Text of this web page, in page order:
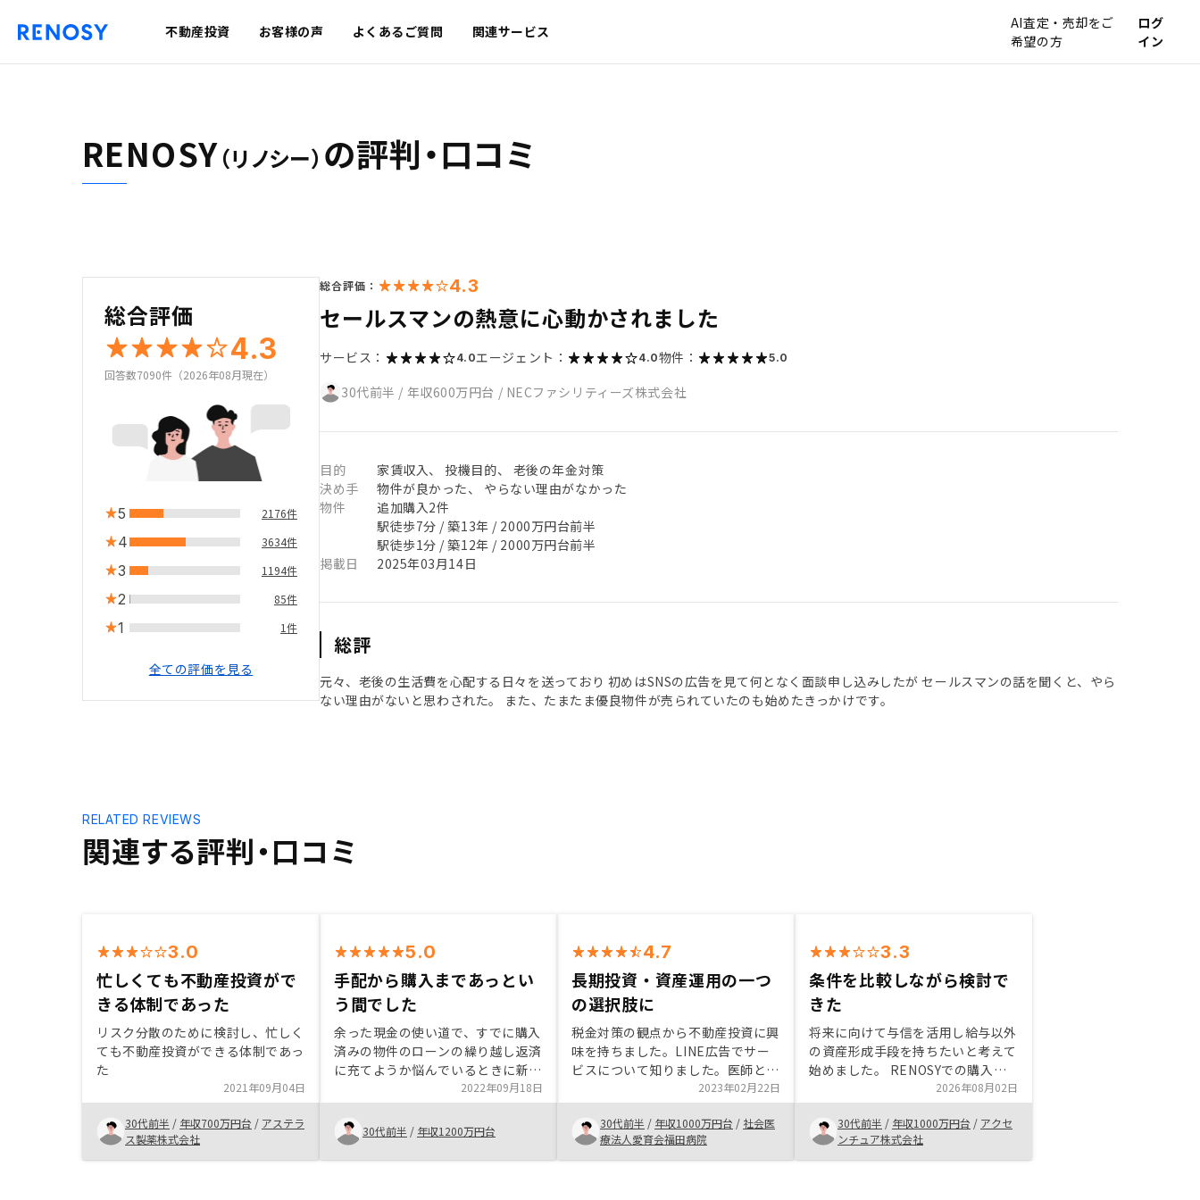
不動産投資 お客様の声 よくあるご質問 関連サービス
AI査定・売却をご
希望の方
ログ
イン
RENOSY（リノシー） の評判・口コミ
総合評価
4.3
回答数7090件（2026年08月現在）
5 2176件
4 3634件
3 1194件
2 85件
1 1件
全ての評価を見る
総合評価： 4.3
セールスマンの熱意に心動かされました
サービス： 4.0エージェント： 4.0物件： 5.0
30代前半 / 年収600万円台 / NECファシリティーズ株式会社
目的
家賃収入、 投機目的、 老後の年金対策
決め手
物件が良かった、 やらない理由がなかった
物件
追加購入2件
駅徒歩7分 / 築13年 / 2000万円台前半
駅徒歩1分 / 築12年 / 2000万円台前半
掲載日
2025年03月14日
総評
元々、老後の生活費を心配する日々を送っており 初めはSNSの広告を見て何となく面談申し込みしたが セールスマンの話を聞くと、やら
ない理由がないと思わされた。 また、たまたま優良物件が売られていたのも始めたきっかけです。
関連する評判・口コミ
RELATED REVIEWS
3.0
忙しくても不動産投資がで
きる体制であった
リスク分散のために検討し、忙しく
ても不動産投資ができる体制であっ
た
2021年09月04日
30代前半 / 年収700万円台 / アステラ
ス製薬株式会社
5.0
手配から購入まであっとい
う間でした
余った現金の使い道で、すでに購入
済みの物件のローンの繰り越し返済
に充てようか悩んでいるときに新た
な物件の紹介を受けました。ワンル
ームばかりで投資していましたがそ
れ以外の広い部屋の提案で、条件も
良く、分散投資先として価値がある
ように思えました。手配もとても迅
2022年09月18日
30代前半 / 年収1200万円台
4.7
長期投資・資産運用の一つ
の選択肢に
税金対策の観点から不動産投資に興
味を持ちました。LINE広告でサー
ビスについて知りました。医師とい
う本業で、物件管理等の時間が確保
できないため、RENOSYで一括管理
はしていただけるのはとても魅力的
でした。担当者の方々には親身に質
問に答えていただきました。
2023年02月22日
30代前半 / 年収1000万円台 / 社会医
療法人愛育会福田病院
3.3
条件を比較しながら検討で
きた
将来に向けて与信を活用し給与以外
の資産形成手段を持ちたいと考えて
始めました。 RENOSYでの購入を
決めた理由は、物件提案の数が多
く、比較しながら検討できたことに
加え、担当者が条件面や管理プラン
についてこちらの懸念に合わせて調
整・説明してくれたためです。
2026年08月02日
30代前半 / 年収1000万円台 / アクセ
ンチュア株式会社